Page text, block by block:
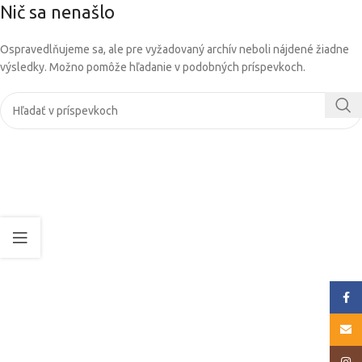
Nič sa nenašlo
Ospravedlňujeme sa, ale pre vyžadovaný archív neboli nájdené žiadne
výsledky. Možno pomôže hľadanie v podobných príspevkoch.
E-